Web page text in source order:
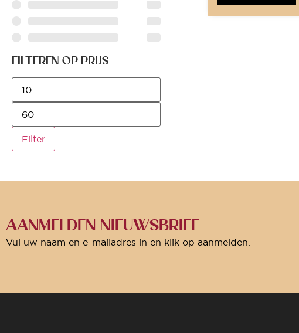
FILTEREN OP PRIJS
Filter
AANMELDEN NIEUWSBRIEF
Vul uw naam en e-mailadres in en klik op aanmelden.